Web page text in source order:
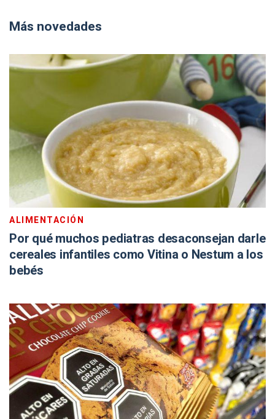
Más novedades
ALIMENTACIÓN
Por qué muchos pediatras desaconsejan darle
cereales infantiles como Vitina o Nestum a los
bebés